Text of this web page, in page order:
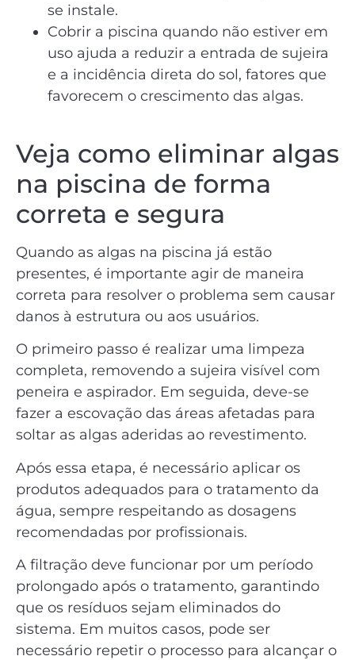
se instale.
Cobrir a piscina quando não estiver em
uso ajuda a reduzir a entrada de sujeira
e a incidência direta do sol, fatores que
favorecem o crescimento das algas.
Veja como eliminar algas
na piscina de forma
correta e segura
Quando as algas na piscina já estão
presentes, é importante agir de maneira
correta para resolver o problema sem causar
danos à estrutura ou aos usuários.
O primeiro passo é realizar uma limpeza
completa, removendo a sujeira visível com
peneira e aspirador. Em seguida, deve-se
fazer a escovação das áreas afetadas para
soltar as algas aderidas ao revestimento.
Após essa etapa, é necessário aplicar os
produtos adequados para o tratamento da
água, sempre respeitando as dosagens
recomendadas por profissionais.
A filtração deve funcionar por um período
prolongado após o tratamento, garantindo
que os resíduos sejam eliminados do
sistema. Em muitos casos, pode ser
necessário repetir o processo para alcançar o